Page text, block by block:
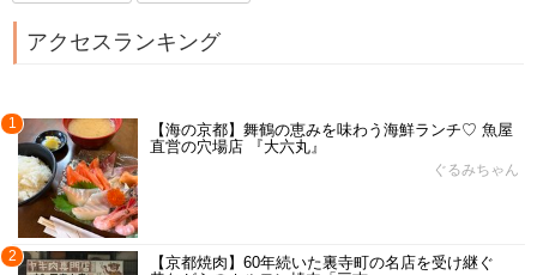
アクセスランキング
1
【海の京都】舞鶴の恵みを味わう海鮮ランチ♡ 魚屋
直営の穴場店 『大六丸』
ぐるみちゃん
2
【京都焼肉】60年続いた裏寺町の名店を受け継ぐ